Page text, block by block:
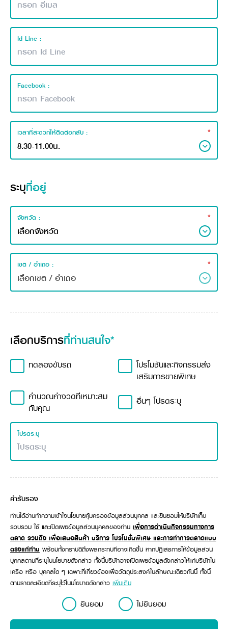
Id Line :
Facebook :
เวลาที่สะดวกให้ติดต่อกลับ : *
ระบุที่อยู่
จังหวัด : *
เขต / อำเถอ : *
เลือกบริการที่ท่านสนใจ*
ทดลองขับรถ
โปรโมชันและกิจกรรมส่ง
เสริมการขายพิเศษ
คำนวณค่างวดที่เหมาะสม
กับคุณ
อื่นๆ โปรดระบุ
โปรดระบุ
คำรับรอง
ท่านได้อ่านทำความเข้าใจนโยบายคุ้มครองข้อมูลส่วนบุคคล และยินยอมให้บริษัทเก็บ
รวบรวม ใช้ และเปิดเผยข้อมูลส่วนบุคคลของท่าน เพื่อการดำเนินกิจกรรมทางการ
ตลาด รวมถึง เพื่อเสนอสินค้า บริการ โปรโมชั่นพิเศษ และการทำการตลาดแบบ
ตรงแก่ท่าน พร้อมทั้งทราบดีถึงผลกระทบที่อาจเกิดขึ้น หากปฏิเสธการให้ข้อมูลส่วน
บุคคลตามที่ระบุในนโยบายดังกล่าว ทั้งนี้บริษัทอาจเปิดเผยข้อมูลดังกล่าวให้แก่บริษัทใน
เครือ หรือ บุคคลใด ๆ เฉพาะที่เกี่ยวข้องเพื่อวัตถุประสงค์ในลักษณะเดียวกันนี้ ทั้งนี้
ตามรายละเอียดที่ระบุไว้ในนโยบายดังกล่าว เพิ่มเติม
ยินยอม ไม่ยินยอม